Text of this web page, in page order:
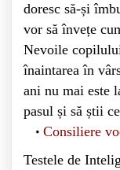
doresc să-și
vor să învețe
Nevoile
înaintarea în
ani nu mai este
pasul și să știi
Consiliere
Testele de